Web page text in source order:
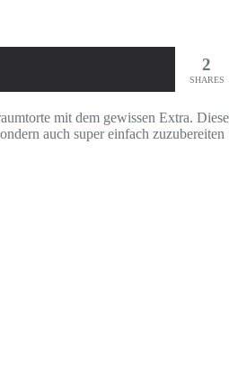
2
SHARES
mit dem gewissen Extra. Diese
auch super einfach zuzubereiten